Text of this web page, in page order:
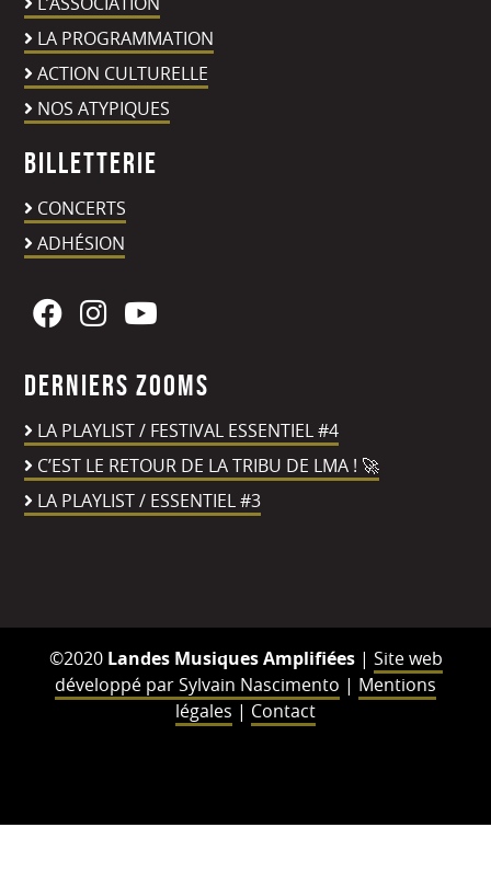
LA PROGRAMMATION
ACTION CULTURELLE
NOS ATYPIQUES
Billetterie
CONCERTS
ADHÉSION
Derniers zooms
LA PLAYLIST / FESTIVAL ESSENTIEL #4
C’EST LE RETOUR DE LA TRIBU DE LMA ! 🚀
LA PLAYLIST / ESSENTIEL #3
©2020 Landes Musiques Amplifiées| Site web
développé par Sylvain Nascimento | Mentions
légales | Contact